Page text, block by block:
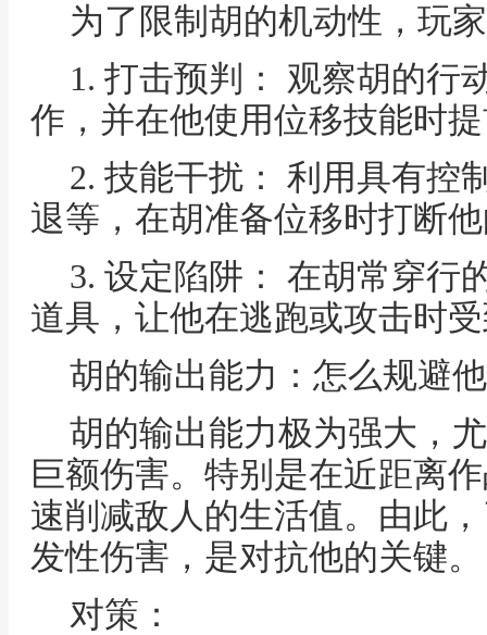
为了限制胡的机动性，玩
1. 打击预判： 观察胡的行
作，并在他使用位移技能时
2. 技能干扰： 利用具有控
退等，在胡准备位移时打断
3. 设定陷阱： 在胡常穿行
道具，让他在逃跑或攻击时
胡的输出能力：怎么规避
胡的输出能力极为强大，
巨额伤害。特别是在近距离
速削减敌人的生活值。由此
发性伤害，是对抗他的关键。
对策：